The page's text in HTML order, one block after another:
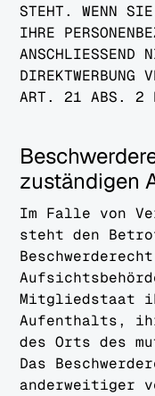
STEHT. WENN SIE
IHRE
ANSCHLIESSEND
DIREKTWERBUNG
ART. 21 ABS. 2
zuständigen
Im Falle von
steht den
Mitgliedstaat
Aufenthalts,
des Orts des
Das
anderweitiger